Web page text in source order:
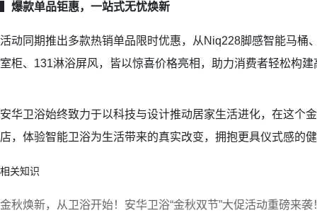
爆款单品钜惠， 一站式无忧焕新
活动同期推出多款热销单品限时优惠，从Niq228脚感智能马桶
室柜、131淋浴屏风，皆以惊喜价格亮相，助力消费者轻松构
安华卫浴始终致力于以科技与设计推动居家生活进化，在这个
店，体验智能卫浴为生活带来的真实改变，拥抱更具仪式感的
相关知识
金秋焕新，从卫浴开始！安华卫浴“金秋双节”大促活动重磅来袭